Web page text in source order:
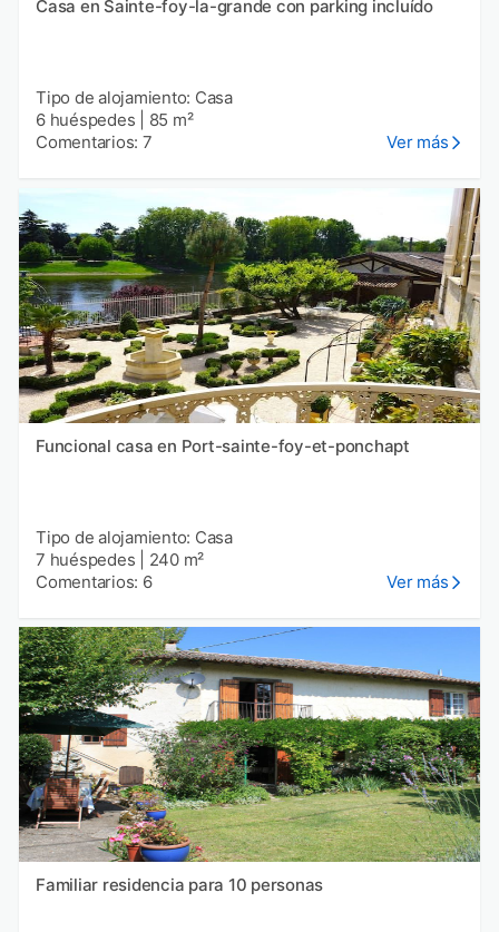
Casa en Sainte-foy-la-grande con parking incluído
Tipo de alojamiento: Casa
6 huéspedes
85 m²
Comentarios: 7
Ver más
Funcional casa en Port-sainte-foy-et-ponchapt
Tipo de alojamiento: Casa
7 huéspedes
240 m²
Comentarios: 6
Ver más
Familiar residencia para 10 personas